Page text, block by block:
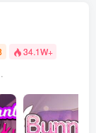
34.1W+